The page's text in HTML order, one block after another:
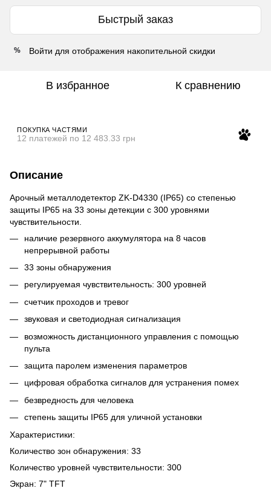
Быстрый заказ
% Войти для отображения накопительной скидки
В избранное К сравнению
ПОКУПКА ЧАСТЯМИ
12 платежей по 12 483.33 грн
Описание
Арочный металлодетектор ZK-D4330 (IP65) со степенью
защиты IP65 на 33 зоны детекции с 300 уровнями
чувствительности.
наличие резервного аккумулятора на 8 часов
непрерывной работы
33 зоны обнаружения
регулируемая чувствительность: 300 уровней
счетчик проходов и тревог
звуковая и светодиодная сигнализация
возможность дистанционного управления с помощью
пульта
защита паролем изменения параметров
цифровая обработка сигналов для устранения помех
безвредность для человека
степень защиты IP65 для уличной установки
Характеристики:
Количество зон обнаружения: 33
Количество уровней чувствительности: 300
Экран: 7" TFT